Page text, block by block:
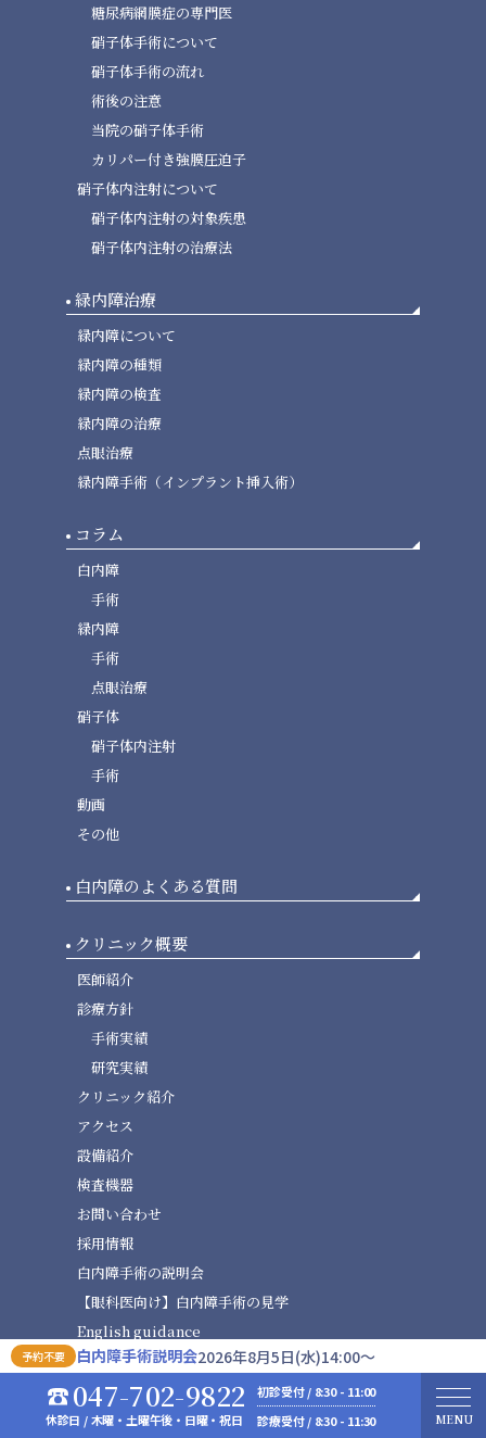
047-702-9822
休診日 / 木曜・土曜午後・日曜・祝日
初診受付 / 8:30 - 11:00
診療受付 / 8:30 - 11:30
予約不要 白内障手術説明会2026年8月5日(水)14:00～
糖尿病網膜症の専門医
硝子体手術について
硝子体手術の流れ
術後の注意
当院の硝子体手術
カリパー付き強膜圧迫子
硝子体内注射について
硝子体内注射の対象疾患
硝子体内注射の治療法
緑内障治療
緑内障について
緑内障の種類
緑内障の検査
緑内障の治療
点眼治療
緑内障手術（インプラント挿入術）
コラム
白内障
手術
緑内障
手術
点眼治療
硝子体
硝子体内注射
手術
動画
その他
白内障のよくある質問
クリニック概要
医師紹介
診療方針
手術実績
研究実績
クリニック紹介
アクセス
設備紹介
検査機器
お問い合わせ
採用情報
白内障手術の説明会
【眼科医向け】白内障手術の見学
English guidance
説明会・見学
【患者様向け】白内障手術の説明会